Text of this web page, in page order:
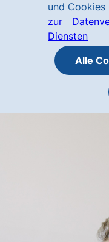
und Cookies
zur
Diensten
Alle